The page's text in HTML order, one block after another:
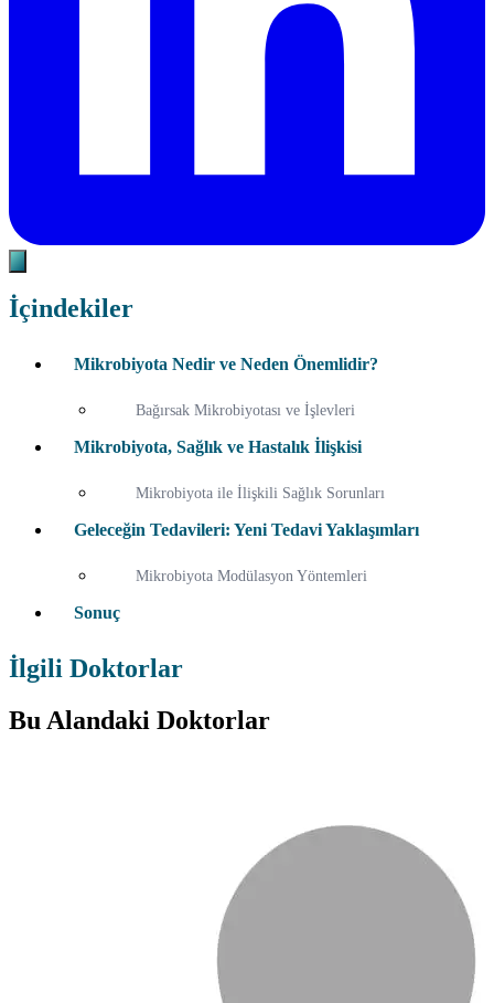
İçindekiler
Mikrobiyota Nedir ve Neden Önemlidir?
Bağırsak Mikrobiyotası ve İşlevleri
Mikrobiyota, Sağlık ve Hastalık İlişkisi
Mikrobiyota ile İlişkili Sağlık Sorunları
Geleceğin Tedavileri: Yeni Tedavi Yaklaşımları
Mikrobiyota Modülasyon Yöntemleri
Sonuç
İlgili Doktorlar
Bu Alandaki Doktorlar